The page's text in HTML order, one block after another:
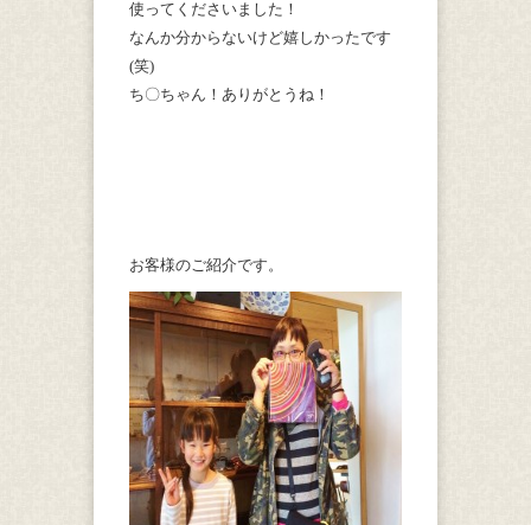
使ってくださいました！
なんか分からないけど嬉しかったです
(笑)
ち〇ちゃん！ありがとうね！
お客様のご紹介です。